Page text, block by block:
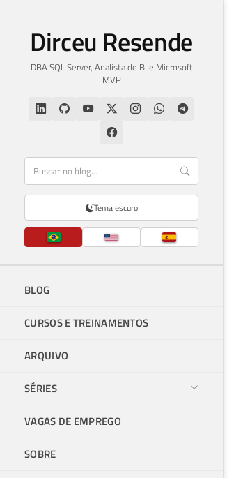
Dirceu Resende
DBA SQL Server, Analista de BI e Microsoft
MVP
Tema escuro
BLOG
CURSOS E TREINAMENTOS
ARQUIVO
SÉRIES
VAGAS DE EMPREGO
SOBRE